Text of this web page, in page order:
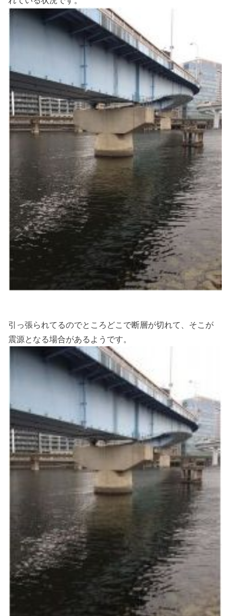
引っ張られてるのでところどこで断層が切れて、そこが
震源となる場合があるようです。